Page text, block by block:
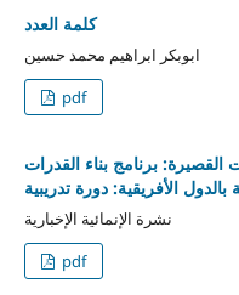
كلمة العدد
ابوبكر ابراهيم محمد حسين
pdf
القصيرة: برنامج بناء القدرات
الأفريقية: دورة تدريبية
نشرة الإنمائية الإخبارية
pdf